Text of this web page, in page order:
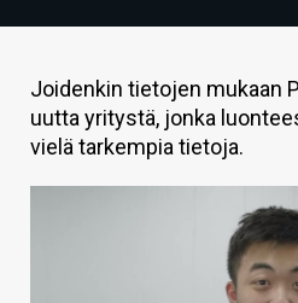
TECHBBS
TIETOA
HINTA.FI
Joidenkin tietojen mukaan
uutta yritystä, jonka
vielä tarkempia tietoja.